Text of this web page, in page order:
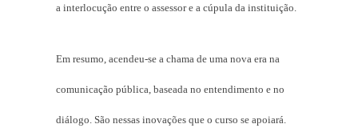
a interlocução entre o assessor e a cúpula da instituição.
Em resumo, acendeu-se a chama de uma nova era na
comunicação pública, baseada no entendimento e no
diálogo. São nessas inovações que o curso se apoiará.